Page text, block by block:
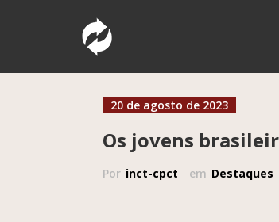
20 de agosto de 2023
Os jovens
Por inct-cpct em Destaques